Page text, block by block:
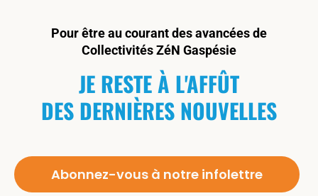
Pour être au courant des avancées de
Collectivités ZéN Gaspésie
JE RESTE À L'AFFÛT
DES DERNIÈRES NOUVELLES
Abonnez-vous à notre infolettre